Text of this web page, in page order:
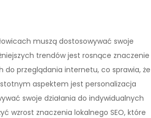
muszą dostosowywać swoje
trendów jest rosnące znaczenie
przeglądania internetu, co sprawia, że
aspektem jest personalizacja
swoje działania do indywidualnych
wzrost znaczenia lokalnego SEO, które